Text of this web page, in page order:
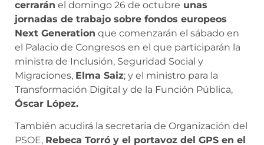
cerrarán el domingo 26 de octubre unas
jornadas de trabajo sobre fondos europeos
Next Generation que comenzarán el sábado en
el Palacio de Congresos en el que participarán la
ministra de Inclusión, Seguridad Social y
Migraciones, Elma Saiz; y el ministro para la
Transformación Digital y de la Función Pública,
Óscar López.
También acudirá la secretaria de Organización del
PSOE, Rebeca Torró y el portavoz del GPS en el